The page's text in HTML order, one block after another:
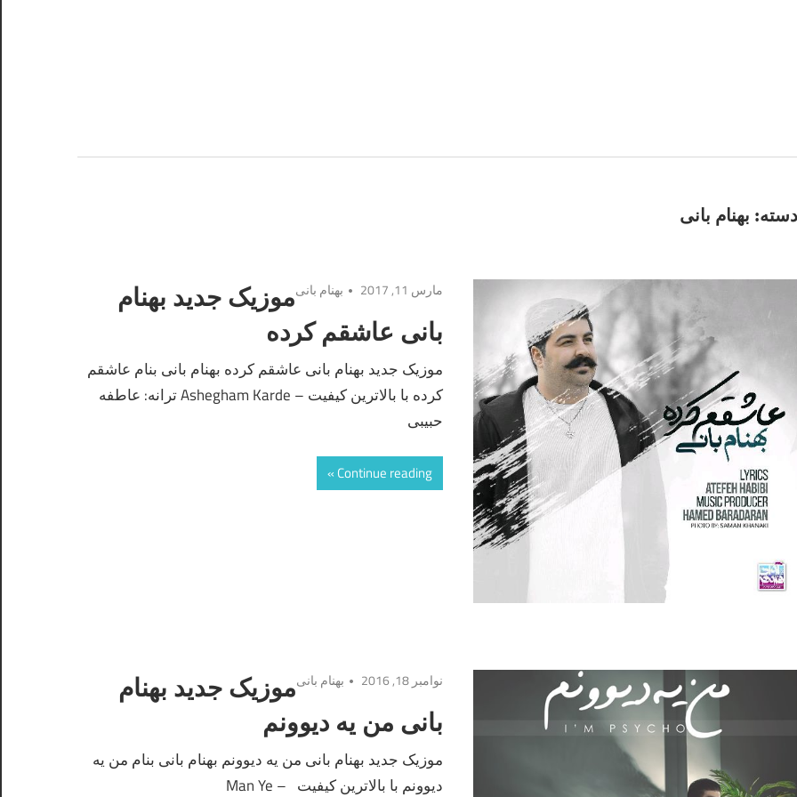
دسته: بهنام بانی
مارس 11, 2017 بهنام بانیموزیک جدید بهنام
بانی عاشقم کرده
موزیک جدید بهنام بانی عاشقم کرده بهنام بانی بنام عاشقم
کرده با بالاترین کیفیت – Ashegham Karde ترانه: عاطفه
حبیبی
Continue reading
نوامبر 18, 2016 بهنام بانیموزیک جدید بهنام
بانی من یه دیوونم
موزیک جدید بهنام بانی من یه دیوونم بهنام بانی بنام من یه
دیوونم با بالاترین کیفیت – Man Ye